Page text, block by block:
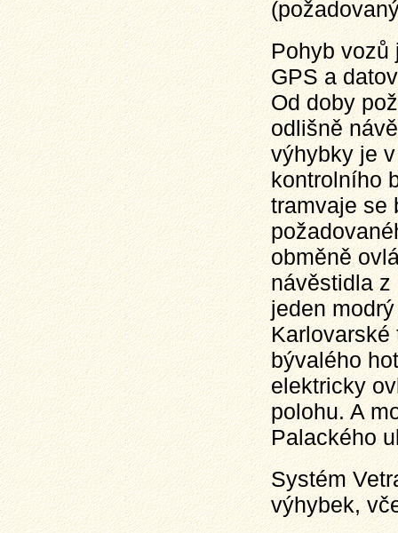
Pohyb vozů
GPS a
Od doby
odlišně
výhybky je
kontrolního
tramvaje se
obměně
návěstidla z
jeden
Karlovarské
bývalého
elektricky
polohu. A
Palackého
Systém
výhybek,